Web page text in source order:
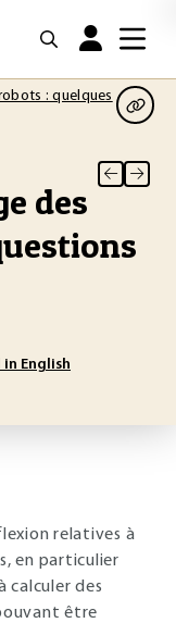
: quelques
des
in English
relatives à
en particulier
calculer des
être